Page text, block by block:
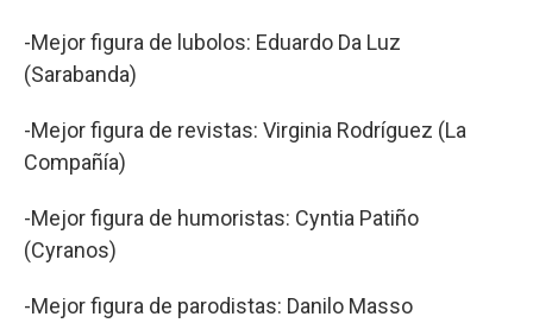
-Mejor figura de lubolos: Eduardo Da Luz
(Sarabanda)
-Mejor figura de revistas: Virginia Rodríguez (La
Compañía)
-Mejor figura de humoristas: Cyntia Patiño
(Cyranos)
-Mejor figura de parodistas: Danilo Masso